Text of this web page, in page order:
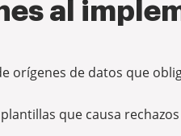
al
orígenes de datos que
que causa